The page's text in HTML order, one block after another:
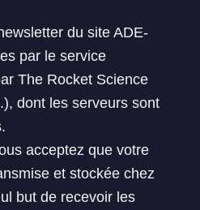
du site ADE-
par le service
The Rocket Science
dont les serveurs sont
acceptez que votre
et stockée chez
but de recevoir les